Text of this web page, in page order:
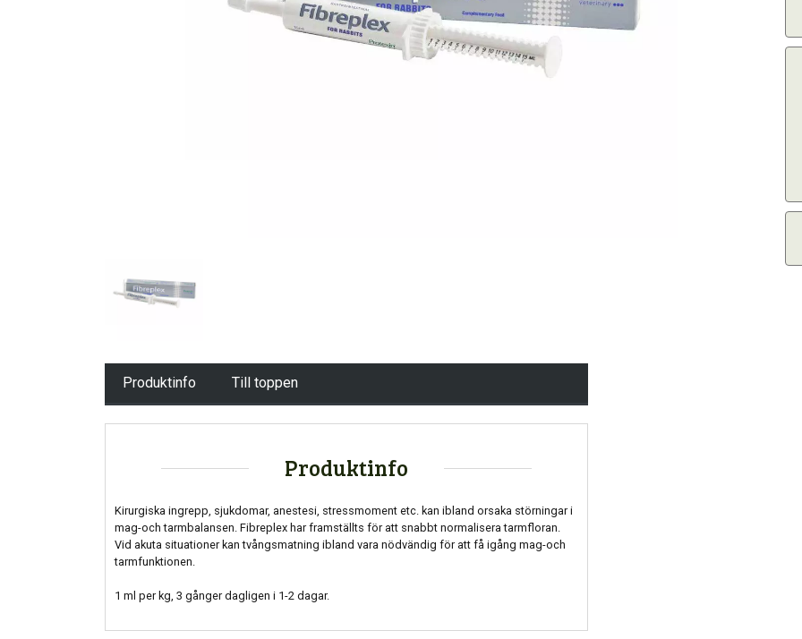
Produktinfo Till toppen
Produktinfo
Kirurgiska ingrepp, sjukdomar, anestesi, stressmoment etc. kan ibland orsaka störningar i
mag-och tarmbalansen. Fibreplex har framställts för att snabbt normalisera tarmfloran.
Vid akuta situationer kan tvångsmatning ibland vara nödvändig för att få igång mag-och
tarmfunktionen.
1 ml per kg, 3 gånger dagligen i 1-2 dagar.